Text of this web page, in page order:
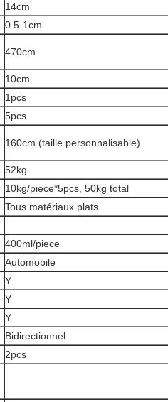
14cm
0.5-1cm
470cm
10cm
1pcs
5pcs
160cm (taille personnalisable)
52kg
10kg/piece*5pcs, 50kg total
Tous matériaux plats
400ml/piece
Automobile
Y
Y
Y
Bidirectionnel
2pcs